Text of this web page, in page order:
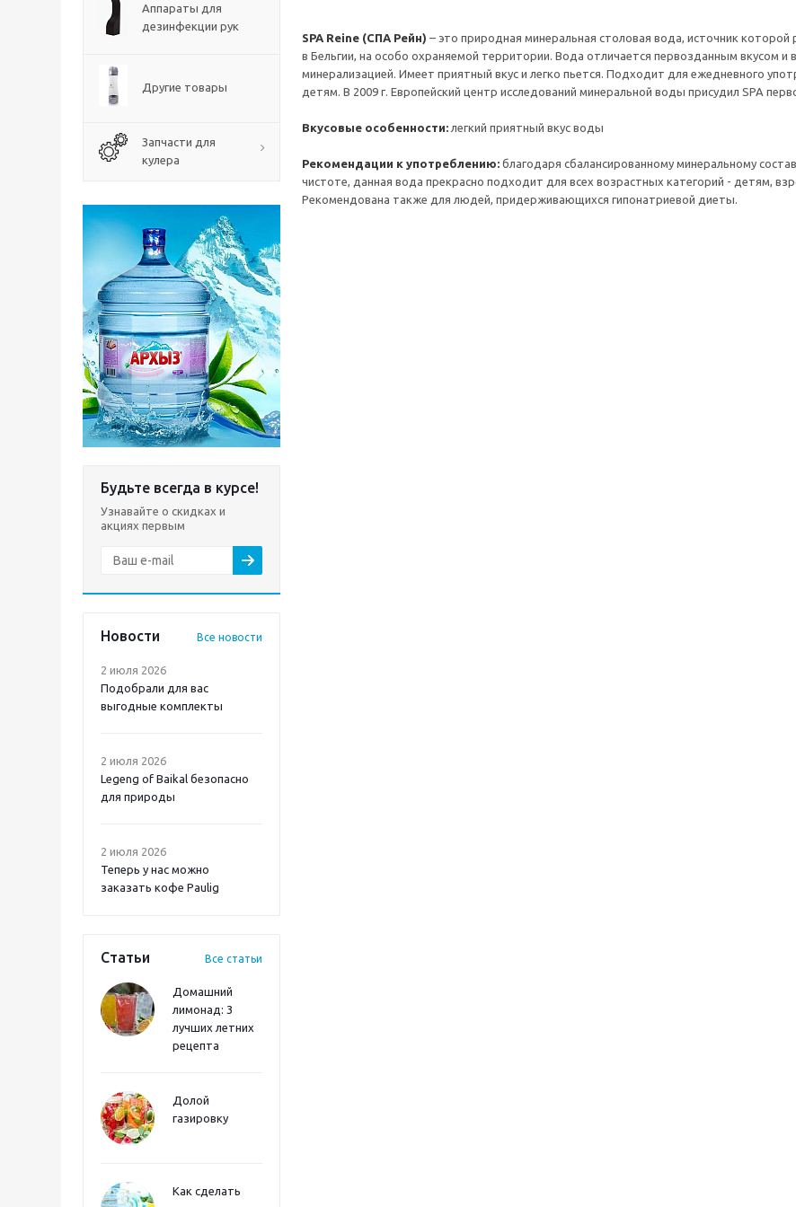
Аппараты для
дезинфекции рук
Другие товары
Запчасти для
кулера
Будьте всегда в курсе!
Узнавайте о скидках и
акциях первым
Новости Все новости
2 июля 2026
Подобрали для вас
выгодные комплекты
2 июля 2026
Legeng of Baikal безопасно
для природы
2 июля 2026
Теперь у нас можно
заказать кофе Paulig
Статьи Все статьи
Домашний
лимонад: 3
лучших летних
рецепта
Долой
газировку
Как сделать
SPA Reine (СПА Рейн) – это природная минеральная столовая вода, источник
в Бельгии, на особо охраняемой территории. Вода отличается первозданным вкусом
минерализацией. Имеет приятный вкус и легко пьется. Подходит для ежедневного
детям. В 2009 г. Европейский центр исследований минеральной воды присудил SPA
Вкусовые особенности: легкий приятный вкус воды
Рекомендации к употреблению: благодаря сбалансированному минеральному
чистоте, данная вода прекрасно подходит для всех возрастных категорий - детям,
Рекомендована также для людей, придерживающихся гипонатриевой диеты.